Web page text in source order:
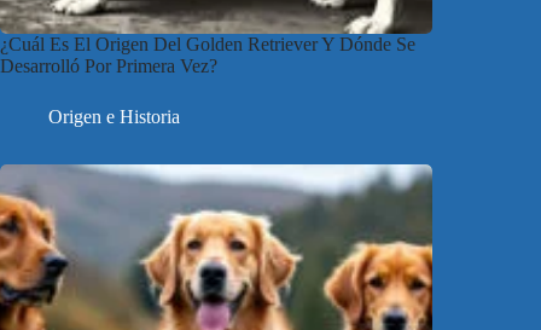
¿Cuál Es El Origen Del Golden Retriever Y Dónde Se
Desarrolló Por Primera Vez?
Origen e Historia